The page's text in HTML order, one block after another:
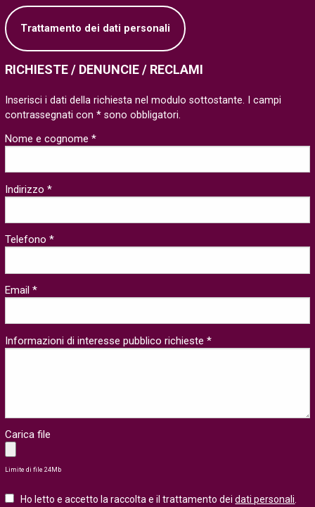
Trattamento dei dati personali
RICHIESTE / DENUNCIE / RECLAMI
Inserisci i dati della richiesta nel modulo sottostante. I campi
contrassegnati con * sono obbligatori.
Nome e cognome *
Indirizzo *
Telefono *
Email *
Informazioni di interesse pubblico richieste *
Carica file
Limite di file 24Mb
Ho letto e accetto la raccolta e il trattamento deidati personali.